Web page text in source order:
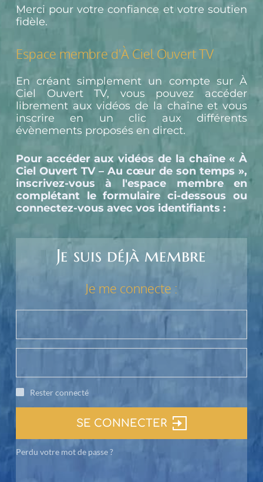
Merci pour votre confiance et votre soutien
fidèle.
Espace membre d'À Ciel Ouvert TV
En créant simplement un compte sur À
Ciel Ouvert TV, vous pouvez accéder
librement aux vidéos de la chaîne et vous
inscrire en un clic aux différents
évènements proposés en direct.
Pour accéder aux vidéos de la chaîne « À
Ciel Ouvert TV – Au cœur de son temps »,
inscrivez-vous à l'espace membre en
complétant le formulaire ci-dessous ou
connectez-vous avec vos identifiants :
Je suis déjà membre
Je me connecte :
Rester connecté
SE CONNECTER
Perdu votre mot de passe ?